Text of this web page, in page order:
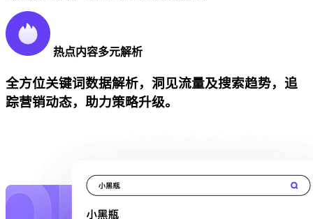
热点内容多元解析
全方位关键词数据解析，洞见流量及搜索趋势，追
踪营销动态，助力策略升级。